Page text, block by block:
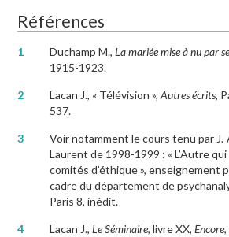
Références
Références
1 Duchamp M.,La mariée mise à nu par
1915-1923.
2 Lacan J., « Télévision »,Autres écrits,
537.
3
Voir notamment le cours tenu par
Laurent de 1998-1999 : « L’Autre
comités d’éthique », enseignement
cadre du département de
Paris 8, inédit.
4 Lacan J.,Le Séminaire, livre XX, Encore